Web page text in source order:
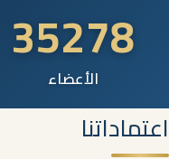
35278
الأعضاء
اعتماداتنا